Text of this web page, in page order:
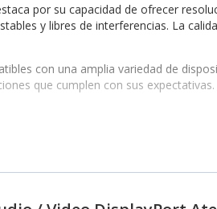
por su capacidad de ofrecer
y libres de interferencias. La
con una amplia variedad de
que cumplen con sus